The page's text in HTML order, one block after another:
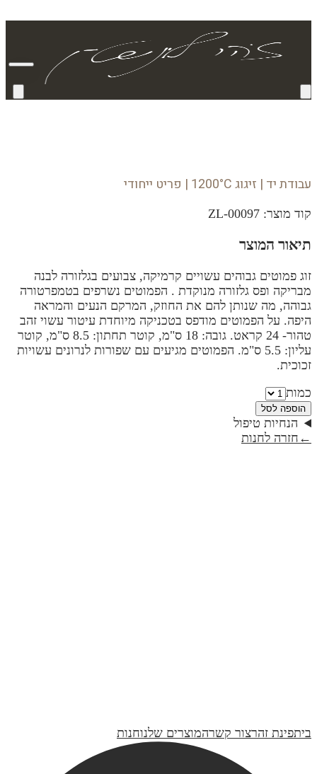
עבודת יד | זיגוג 1200°C | פריט ייחודי
קוד מוצר: ZL-00097
תיאור המוצר
זוג פמוטים גבוהים עשויים קרמיקה, צבועים בגלזורה לבנה
מבריקה ופס גלזורה מנוקדת . הפמוטים נשרפים בטמפרטורה
גבוהה, מה שנותן להם את החוזק, המרקם הנעים והמראה
היפה. על הפמוטים מודפס בטכניקה מיוחדת עיטור עשוי זהב
טהור- 24 קראט. גובה: 18 ס"מ, קוטר תחתון: 8.5 ס"מ, קוטר
עליון: 5.5 ס"מ. הפמוטים מגיעים עם שפורות לנרונים עשויות
זכוכית.
כמות
הוספה לסל
הנחיות טיפול
← חזרה לחנות
ביתפינת זהרצור קשרהמוצרים שלנוחנות